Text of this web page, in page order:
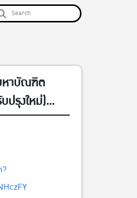
หาบัณฑิต
ปรุงใหม่)
ารศึกษา 2569